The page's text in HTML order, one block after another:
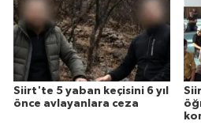
Siirt'te 5 yaban keçisini 6 yıl
önce avlayanlara ceza